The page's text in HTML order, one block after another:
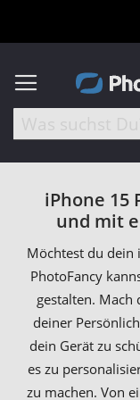
iPhone 15
und mit
Möchtest du dein
PhotoFancy
gestalten. Mach
deiner
dein Gerät zu
es zu
zu machen. Von